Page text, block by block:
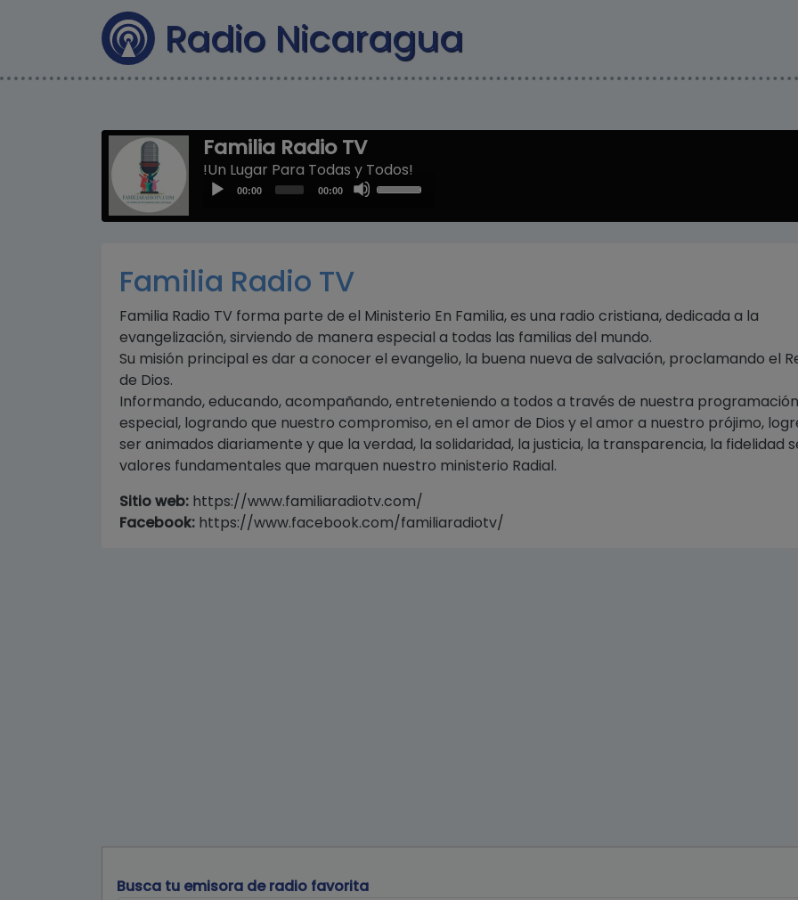
Radio Nicaragua
Familia Radio TV
!Un Lugar Para Todas y Todos!
Audio00:00 00:00
Arrow
or
decrease
volume.
Familia Radio TV
Familia Radio TV forma parte de el Ministerio En Familia, es una radio cristiana, dedicada a la
evangelización, sirviendo de manera especial a todas las familias del mundo.
Su misión principal es dar a conocer el evangelio, la buena nueva de salvación, proclamando el
de Dios.
Informando, educando, acompañando, entreteniendo a todos a través de nuestra programación
especial, logrando que nuestro compromiso, en el amor de Dios y el amor a nuestro prójimo,
ser animados diariamente y que la verdad, la solidaridad, la justicia, la transparencia, la fidelidad
valores fundamentales que marquen nuestro ministerio Radial.
Sitio web: https://www.familiaradiotv.com/
Facebook: https://www.facebook.com/familiaradiotv/
Busca tu emisora de radio favorita